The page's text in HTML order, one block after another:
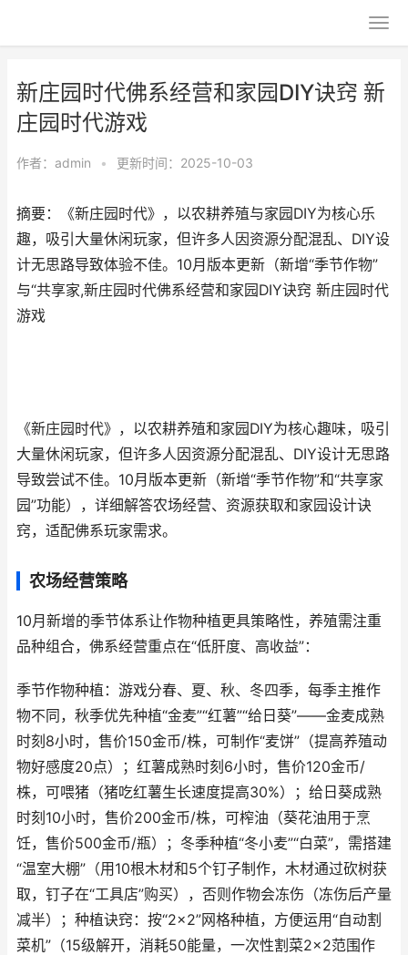
新庄园时代佛系经营和家园DIY诀窍 新
庄园时代游戏
作者： admin • 更新时间：2025-10-03
摘要：《新庄园时代》，以农耕养殖与家园DIY为核心乐
趣，吸引大量休闲玩家，但许多人因资源分配混乱、DIY设
计无思路导致体验不佳。10月版本更新（新增“季节作物”
与“共享家,新庄园时代佛系经营和家园DIY诀窍 新庄园时代
游戏
《新庄园时代》，以农耕养殖和家园DIY为核心趣味，吸引
大量休闲玩家，但许多人因资源分配混乱、DIY设计无思路
导致尝试不佳。10月版本更新（新增“季节作物”和“共享家
园”功能），详细解答农场经营、资源获取和家园设计诀
窍，适配佛系玩家需求。
农场经营策略
10月新增的季节体系让作物种植更具策略性，养殖需注重
品种组合，佛系经营重点在“低肝度、高收益”：
季节作物种植：游戏分春、夏、秋、冬四季，每季主推作
物不同，秋季优先种植“金麦”“红薯”“给日葵”——金麦成熟
时刻8小时，售价150金币/株，可制作“麦饼”（提高养殖动
物好感度20点）；红薯成熟时刻6小时，售价120金币/
株，可喂猪（猪吃红薯生长速度提高30%）；给日葵成熟
时刻10小时，售价200金币/株，可榨油（葵花油用于烹
饪，售价500金币/瓶）；冬季种植“冬小麦”“白菜”，需搭建
“温室大棚”（用10根木材和5个钉子制作，木材通过砍树获
取，钉子在“工具店”购买），否则作物会冻伤（冻伤后产量
减半）；种植诀窍：按“2×2”网格种植，方便运用“自动割
菜机”（15级解开，消耗50能量，一次性割菜2×2范围作